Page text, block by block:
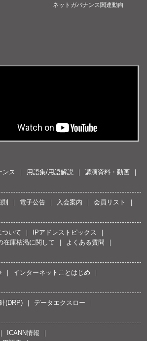
ネットガバナンス関連動向
ンス 用語集/用語解説 講演資料・動画
電子公告 入会案内 会員リスト
ついて
IPアドレストピックス
在庫枯渇に関して
よくある質問
インターネットことはじめ
(DRP) データエクスロー
ICANN情報